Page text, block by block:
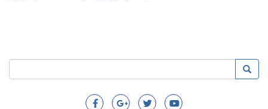
Search
Пребарување